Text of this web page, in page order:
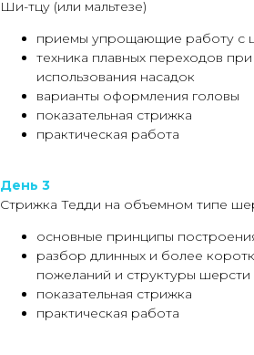
Ши-тцу (или мальтезе)
приемы упрощающие работу с
техника плавных переходов
использования насадок
варианты оформления головы
показательная стрижка
практическая работа
День 3
Стрижка Тедди на объемном типе
основные принципы
разбор длинных и более
пожеланий и структуры шерсти
показательная стрижка
практическая работа